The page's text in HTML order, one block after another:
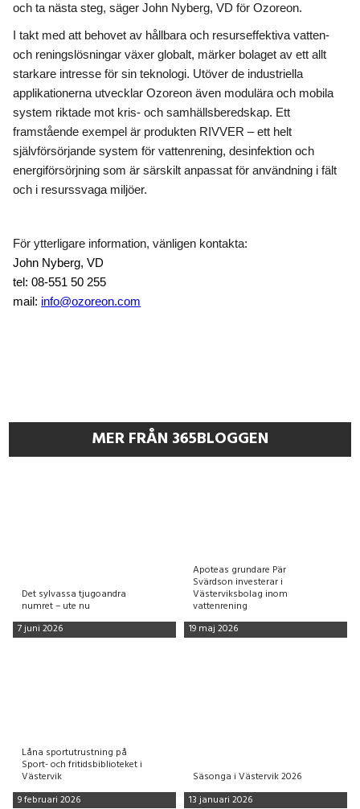
och ta nästa steg, säger John Nyberg, VD för Ozoreon.
I takt med att behovet av hållbara och resurseffektiva vatten-
och reningslösningar växer globalt, märker bolaget av ett allt
starkare intresse för sin teknologi. Utöver de industriella
applikationerna utvecklar Ozoreon även modulära och mobila
system riktade mot kris- och samhällsberedskap. Ett
framstående exempel är produkten RIVVER – ett helt
självförsörjande system för vattenrening, desinfektion och
energiförsörjning som är särskilt anpassat för användning i fält
och i resurssvaga miljöer.
För ytterligare information, vänligen kontakta:
John Nyberg, VD
tel: 08-551 50 255
mail: info@ozoreon.com
MER FRÅN 365BLOGGEN
Det sylvassa tjugoandra
numret – ute nu
7 juni 2026
Apoteas grundare Pär
Svärdson investerar i
Västerviksbolag inom
vattenrening
19 maj 2026
Låna sportutrustning på
Sport- och fritidsbiblioteket i
Västervik
9 februari 2026
Säsonga i Västervik 2026
13 januari 2026